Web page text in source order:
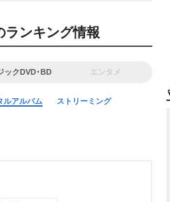
ンキング情報
ックDVD･BD エンタメ
ルアルバム ストリーミング